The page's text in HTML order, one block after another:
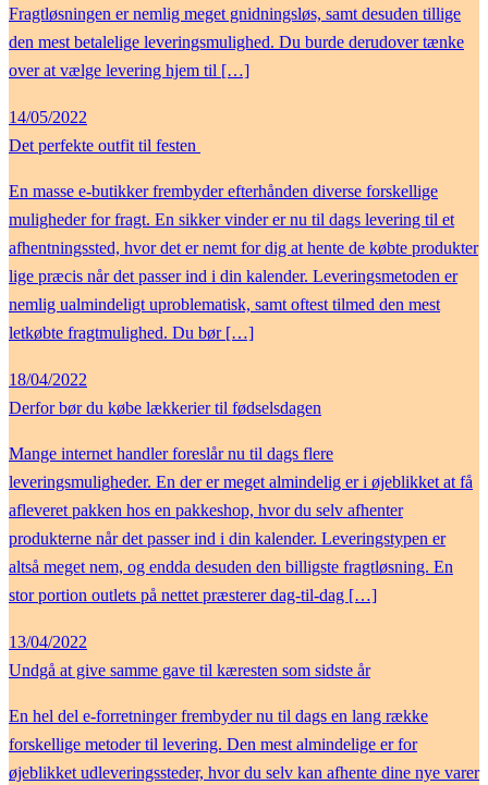
Fragtløsningen er nemlig meget gnidningsløs, samt desuden tillige
den mest betalelige leveringsmulighed. Du burde derudover tænke
over at vælge levering hjem til […]
14/05/2022
Det perfekte outfit til festen
En masse e-butikker frembyder efterhånden diverse forskellige
muligheder for fragt. En sikker vinder er nu til dags levering til et
afhentningssted, hvor det er nemt for dig at hente de købte produkter
lige præcis når det passer ind i din kalender. Leveringsmetoden er
nemlig ualmindeligt uproblematisk, samt oftest tilmed den mest
letkøbte fragtmulighed. Du bør […]
18/04/2022
Derfor bør du købe lækkerier til fødselsdagen
Mange internet handler foreslår nu til dags flere
leveringsmuligheder. En der er meget almindelig er i øjeblikket at få
afleveret pakken hos en pakkeshop, hvor du selv afhenter
produkterne når det passer ind i din kalender. Leveringstypen er
altså meget nem, og endda desuden den billigste fragtløsning. En
stor portion outlets på nettet præsterer dag-til-dag […]
13/04/2022
Undgå at give samme gave til kæresten som sidste år
En hel del e-forretninger frembyder nu til dags en lang række
forskellige metoder til levering. Den mest almindelige er for
øjeblikket udleveringssteder, hvor du selv kan afhente dine nye varer